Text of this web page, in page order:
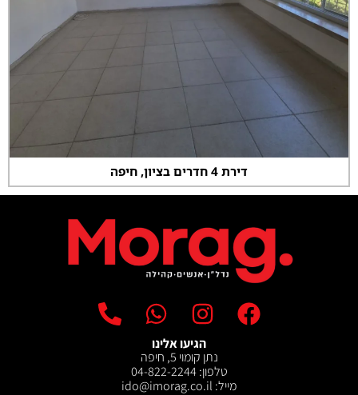
דירת 4 חדרים בציון, חיפה
הגיעו אלינו
נתן קומוי 5, חיפה
טלפון: 04-822-2244
מייל: ‫ido@imorag.co.il